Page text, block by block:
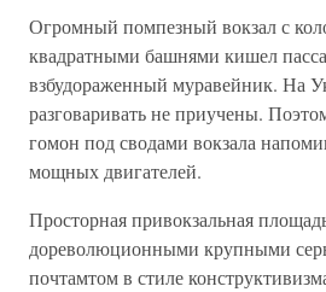
Огромный помпезный вокзал с
квадратными башнями кишел
взбудораженный муравейник. На
разговаривать не приучены.
гомон под сводами вокзала
мощных двигателей.
Просторная привокзальная
дореволюционными крупными
почтамтом в стиле